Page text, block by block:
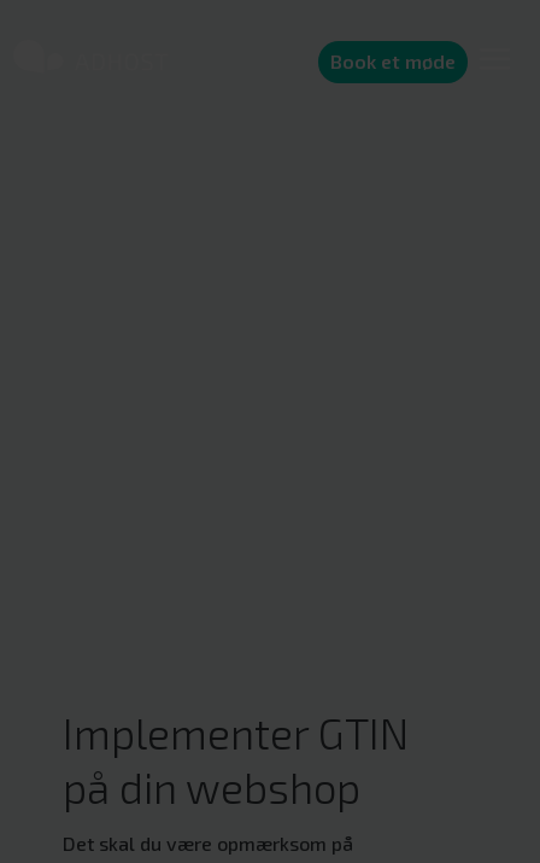
Book et møde
Implementer GTIN
på din webshop
Det skal du være opmærksom på